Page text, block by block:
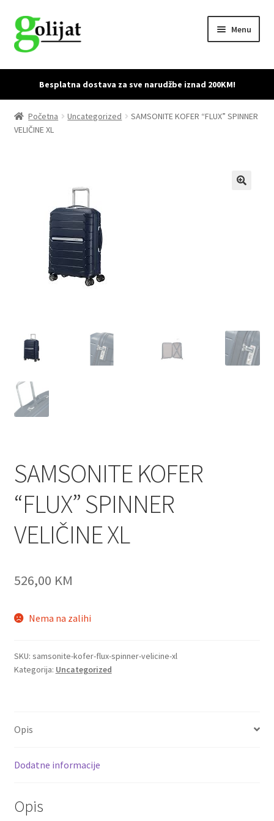
Skip
to
navigation
Skip
to
content
Menu
Početna
Accessories
Cart
My account
Sample Page
Besplatna dostava za sve narudžbe iznad 200KM!
Početna Uncategorized
SAMSONITE KOFER “FLUX” SPINNER
VELIČINE XL
SAMSONITE KOFER
“FLUX” SPINNER
VELIČINE XL
526,00 KM
Nema na zalihi
SKU: samsonite-kofer-flux-spinner-velicine-xl
Kategorija: Uncategorized
Opis
Dodatne informacije
Opis